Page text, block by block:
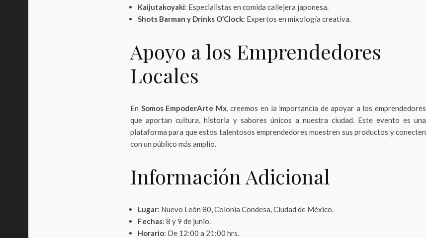
Kaijutakoyaki: Especialistas en comida callejera japonesa.
Shots Barman y Drinks O’Clock: Expertos en mixología creativa.
Apoyo a los Emprendedores
Locales
En Somos EmpoderArte Mx, creemos en la importancia de apoyar a los emprendedores
que aportan cultura, historia y sabores únicos a nuestra ciudad. Este evento es una
plataforma para que estos talentosos emprendedores muestren sus productos y conecten
con un público más amplio.
Información Adicional
Lugar: Nuevo León 80, Colonia Condesa, Ciudad de México.
Fechas: 8 y 9 de junio.
Horario: De 12:00 a 21:00 hrs.